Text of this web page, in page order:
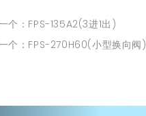
个：FPS-135A2(3进1出)
个：FPS-270H60(小型换向阀)